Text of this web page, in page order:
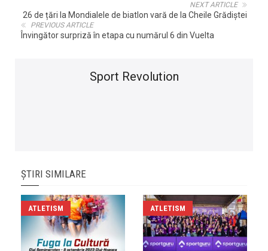
NEXT ARTICLE
26 de țări la Mondialele de biatlon vară de la Cheile Grădiștei
PREVIOUS ARTICLE
Învingător surpriză în etapa cu numărul 6 din Vuelta
Sport Revolution
ȘTIRI SIMILARE
ATLETISM ATLETISM